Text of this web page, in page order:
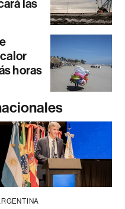
las
horas